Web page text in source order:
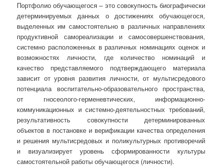
Портфолио обучающегося – это совокупность биографически
детерминируемых данных о достижениях обучающегося,
выделенных им самостоятельно в различных направлениях
продуктивной самореализации и самосовершенствования,
системно расположенных в различных номинациях оценок и
возможностях личности, где количество номинаций и
качество представляемого подтверждающего материала
зависит от уровня развития личности, от мультисредового
потенциала воспитательно-образовательного пространства,
от гносеолого-герменевтических, информационно-
коммуникационных и системно-деятельностных требований,
результативность совокупности детерминированных
объектов в постановке и верификации качества определения
и решения мультисредовых и поликультурных противоречий
и визуализирует уровень сформированности культуры
самостоятельной работы обучающегося (личности).